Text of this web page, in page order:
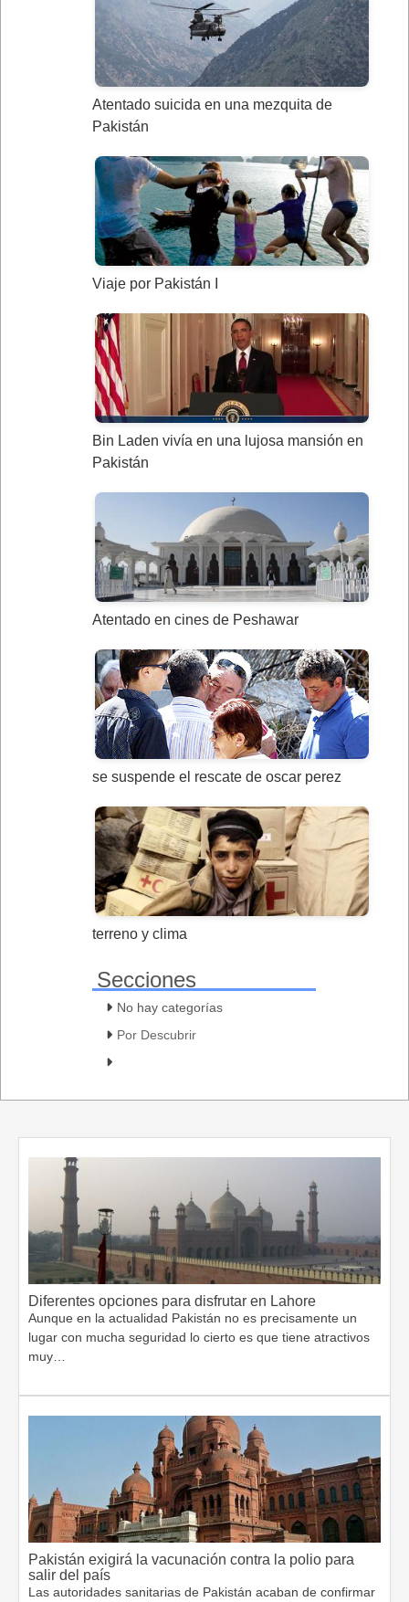
Atentado suicida en una mezquita de
Pakistán
Viaje por Pakistán I
Bin Laden vivía en una lujosa mansión en
Pakistán
Atentado en cines de Peshawar
se suspende el rescate de oscar perez
terreno y clima
Secciones
No hay categorías
Por Descubrir
Diferentes opciones para disfrutar en Lahore
Aunque en la actualidad Pakistán no es precisamente un
lugar con mucha seguridad lo cierto es que tiene atractivos
muy…
Pakistán exigirá la vacunación contra la polio para
salir del país
Las autoridades sanitarias de Pakistán acaban de confirmar